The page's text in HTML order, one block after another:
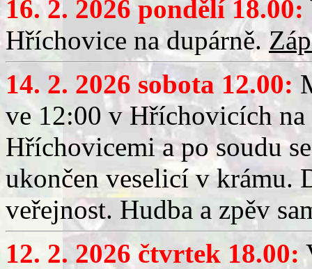
16. 2. 2026 pondělí 18.00:
Hříchovice na dupárně.
14. 2. 2026 sobota 12.00:
ve 12:00 v Hříchovicích
Hříchovicemi a po soudu
ukončen veselicí v krámu.
veřejnost. Hudba a zpěv
12. 2. 2026 čtvrtek 18.00: